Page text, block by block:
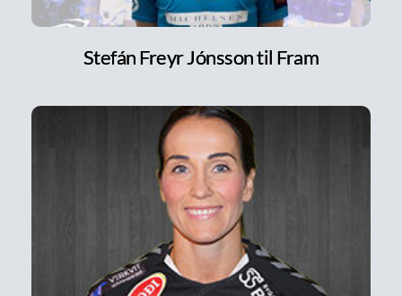
Stefán Freyr Jónsson til Fram